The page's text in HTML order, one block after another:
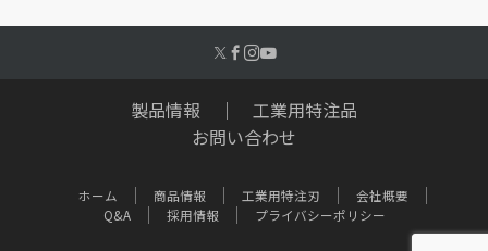
製品情報 ｜ 工業用特注品
お問い合わせ
ホーム 商品情報 工業用特注刃
会社概要
Q&A
採用情報 プライバシーポリシー